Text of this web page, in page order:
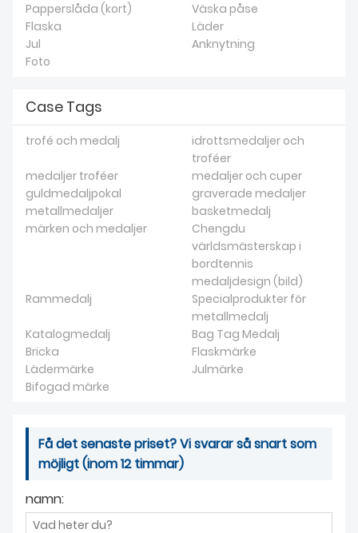
Papperslåda (kort)
Väska påse
Flaska
Läder
Jul
Anknytning
Foto
Case Tags
trofé och medalj
idrottsmedaljer och
troféer
medaljer troféer
medaljer och cuper
guldmedaljpokal
graverade medaljer
metallmedaljer
basketmedalj
märken och medaljer
Chengdu
världsmästerskap i
bordtennis
medaljdesign (bild)
Rammedalj
Specialprodukter för
metallmedalj
Katalogmedalj
Bag Tag Medalj
Bricka
Flaskmärke
Lädermärke
Julmärke
Bifogad märke
Få det senaste priset? Vi svarar så snart som
möjligt (inom 12 timmar)
namn: